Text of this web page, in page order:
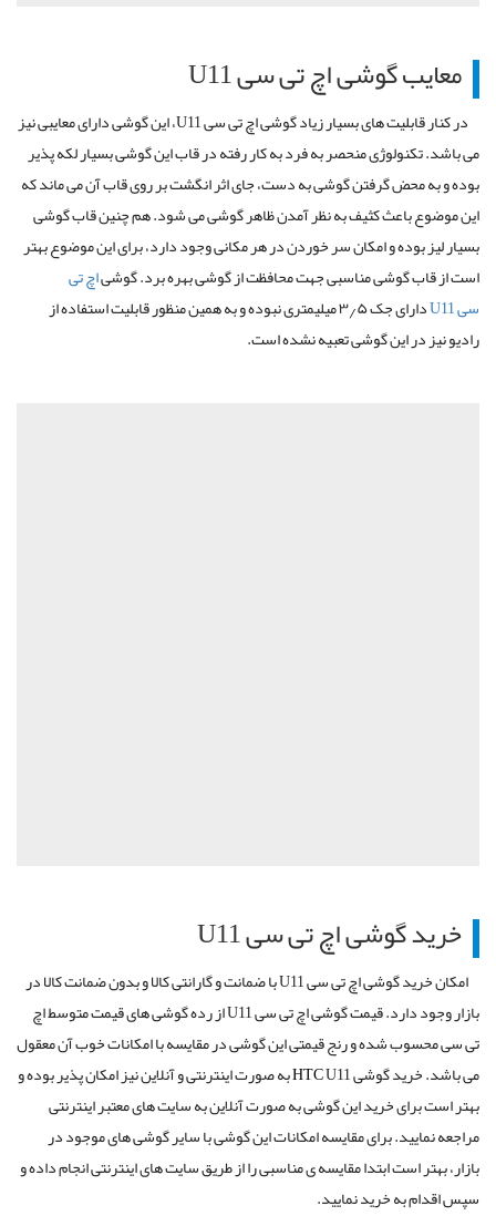
معایب گوشی اچ تی سیU11
در کنار قابلیت های بسیار زیاد گوشی اچ تی سی،U11این گوشی دارای معایبی نیز
می باشد. تکنولوژی منحصر به فرد به کار رفته در قاب این گوشی بسیار لکه پذیر
بوده و به محض گرفتن گوشی به دست، جای اثر انگشت بر روی قاب آن می ماند که
این موضوع باعث کثیف به نظر آمدن ظاهر گوشی می شود. هم چنین قاب گوشی
بسیار لیز بوده و امکان سر خوردن در هر مکانی وجود دارد، برای این موضوع بهتر
است از قاب گوشی مناسبی جهت محافظت از گوشی بهره برد. گوشیاچ تی
سیU11
دارای جک ۳٫۵ میلیمتری نبوده و به همین منظور قابلیت استفاده از
رادیو نیز در این گوشی تعبیه نشده است.
خرید گوشی اچ تی سیU11
امکان خرید گوشی اچ تی سیU11با ضمانت و گارانتی کالا و بدون ضمانت کالا در
بازار وجود دارد. قیمت گوشی اچ تی سیU11از رده گوشی های قیمت متوسط اچ
تی سی محسوب شده و رنج قیمتی این گوشی در مقایسه با امکانات خوب آن معقول
می باشد. خرید گوشی
HTCU11 به صورت اینترنتی و آنلاین نیز امکان پذیر بوده و
بهتر است برای خرید این گوشی به صورت آنلاین به سایت های معتبر اینترنتی
مراجعه نمایید. برای مقایسه امکانات این گوشی با سایر گوشی های موجود در
بازار، بهتر است ابتدا مقایسه ی مناسبی را از طریق سایت های اینترنتی انجام داده و
سپس اقدام به خرید نمایید.